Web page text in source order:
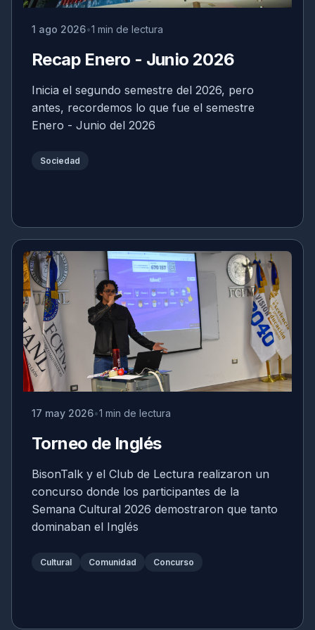
1 ago 2026 1 min de lectura
Recap Enero - Junio 2026
Inicia el segundo semestre del 2026, pero
antes, recordemos lo que fue el semestre
Enero - Junio del 2026
Sociedad
17 may 2026 1 min de lectura
Torneo de Inglés
BisonTalk y el Club de Lectura realizaron un
concurso donde los participantes de la
Semana Cultural 2026 demostraron que tanto
dominaban el Inglés
Cultural Comunidad Concurso